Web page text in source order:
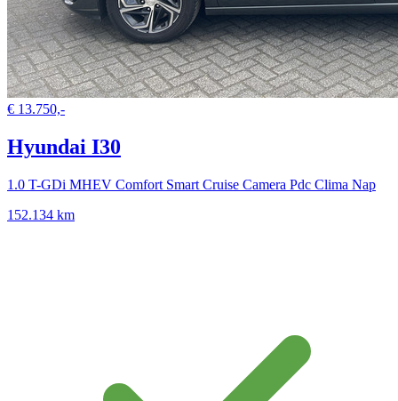
€ 13.750,-
Hyundai I30
1.0 T-GDi MHEV Comfort Smart Cruise Camera Pdc Clima Nap
152.134 km